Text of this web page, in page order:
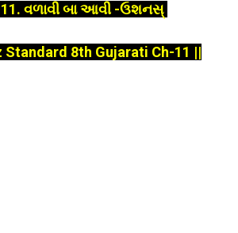
વળાવી બા આવી -ઉશનસ્
Standard 8th Gujarati Ch-11 ||